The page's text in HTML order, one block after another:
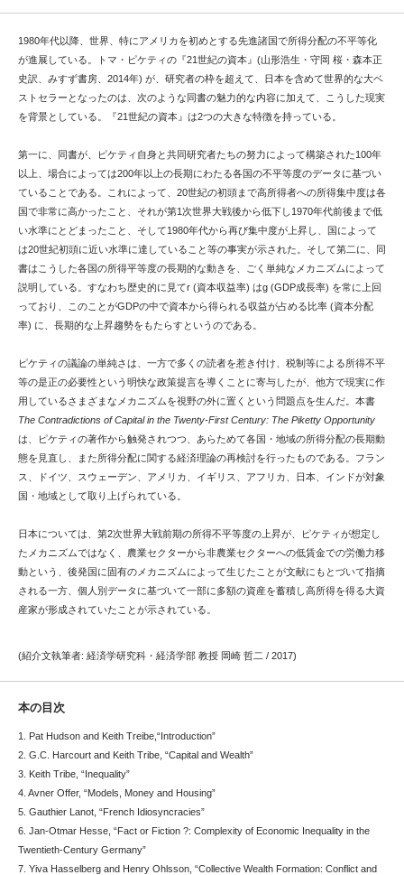
1980年代以降、世界、特にアメリカを初めとする先進諸国で所得分配の不平等化
が進展している。トマ・ピケティの『21世紀の資本』(山形浩生・守岡 桜・森本正
史訳、みすず書房、2014年) が、研究者の枠を超えて、日本を含めて世界的な大ベ
ストセラーとなったのは、次のような同書の魅力的な内容に加えて、こうした現実
を背景としている。『21世紀の資本』は2つの大きな特徴を持っている。
第一に、同書が、ピケティ自身と共同研究者たちの努力によって構築された100年
以上、場合によっては200年以上の長期にわたる各国の不平等度のデータに基づい
ていることである。これによって、20世紀の初頭まで高所得者への所得集中度は各
国で非常に高かったこと、それが第1次世界大戦後から低下し1970年代前後まで低
い水準にとどまったこと、そして1980年代から再び集中度が上昇し、国によって
は20世紀初頭に近い水準に達していること等の事実が示された。そして第二に、同
書はこうした各国の所得平等度の長期的な動きを、ごく単純なメカニズムによって
説明している。すなわち歴史的に見てr (資本収益率) はg (GDP成長率) を常に上回
っており、このことがGDPの中で資本から得られる収益が占める比率 (資本分配
率) に、長期的な上昇趨勢をもたらすというのである。
ピケティの議論の単純さは、一方で多くの読者を惹き付け、税制等による所得不平
等の是正の必要性という明快な政策提言を導くことに寄与したが、他方で現実に作
用しているさまざまなメカニズムを視野の外に置くという問題点を生んだ。本書
The Contradictions of Capital in the Twenty-First Century: The Piketty Opportunity
は、ピケティの著作から触発されつつ、あらためて各国・地域の所得分配の長期動
態を見直し、また所得分配に関する経済理論の再検討を行ったものである。フラン
ス、ドイツ、スウェーデン、アメリカ、イギリス、アフリカ、日本、インドが対象
国・地域として取り上げられている。
日本については、第2次世界大戦前期の所得不平等度の上昇が、ピケティが想定し
たメカニズムではなく、農業セクターから非農業セクターへの低賃金での労働力移
動という、後発国に固有のメカニズムによって生じたことが文献にもとづいて指摘
される一方、個人別データに基づいて一部に多額の資産を蓄積し高所得を得る大資
産家が形成されていたことが示されている。
(紹介文執筆者: 経済学研究科・経済学部 教授 岡崎 哲二 / 2017)
本の目次
1. Pat Hudson and Keith Treibe,“Introduction”
2. G.C. Harcourt and Keith Tribe, “Capital and Wealth”
3. Keith Tribe, “Inequality”
4. Avner Offer, “Models, Money and Housing”
5. Gauthier Lanot, “French Idiosyncracies”
6. Jan-Otmar Hesse, “Fact or Fiction ?: Complexity of Economic Inequality in the
Twentieth-Century Germany”
7. Yiva Hasselberg and Henry Ohlsson, “Collective Wealth Formation: Conflict and